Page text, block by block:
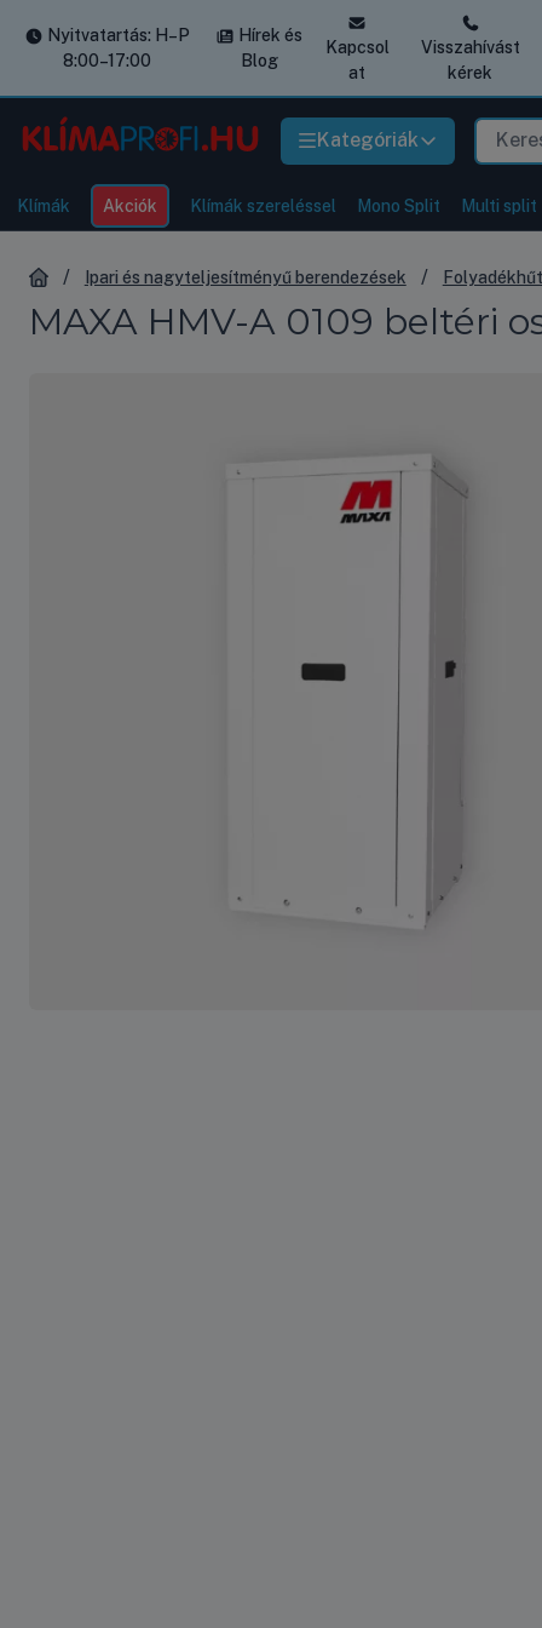
Kategóriák
Nyitvatartás: H–P
8:00–17:00
Hírek és
Blog
Kapcsol
at
Visszahívást
kérek
Klímák Akciók Klímák szereléssel Mono Split Multi split
Ipari és nagyteljesítményű berendezések
MAXA HMV-A 0109 beltéri